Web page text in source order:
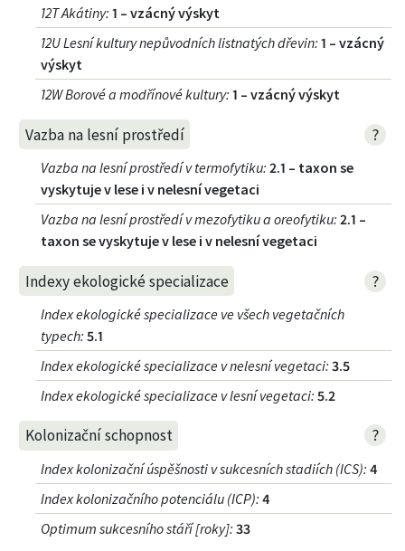
12T Akátiny: 1 – vzácný výskyt
12U Lesní kultury nepůvodních listnatých dřevin: 1 – vzácný
výskyt
12W Borové a modřínové kultury: 1 – vzácný výskyt
Vazba na lesní prostředí ?
Vazba na lesní prostředí v termofytiku: 2.1 – taxon se
vyskytuje v lese i v nelesní vegetaci
Vazba na lesní prostředí v mezofytiku a oreofytiku: 2.1 –
taxon se vyskytuje v lese i v nelesní vegetaci
Indexy ekologické specializace ?
Index ekologické specializace ve všech vegetačních
typech: 5.1
Index ekologické specializace v nelesní vegetaci: 3.5
Index ekologické specializace v lesní vegetaci: 5.2
Kolonizační schopnost ?
Index kolonizační úspěšnosti v sukcesních stadiích (ICS): 4
Index kolonizačního potenciálu (ICP): 4
Optimum sukcesního stáří [roky]: 33